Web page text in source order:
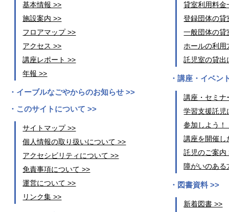
基本情報 >>
施設案内 >>
フロアマップ >>
アクセス >>
講座レポート >>
年報 >>
イーブルなごやからのお知らせ >>
このサイトについて >>
サイトマップ >>
個人情報の取り扱いについて >>
アクセシビリティについて >>
免責事項について >>
運営について >>
リンク集 >>
貸室利用料金
登録団体の貸
一般団体の貸
ホールの利用
託児室の貸出
講座・イベン
講座・セミナ
学習支援託児
参加しよう！
講座を開催し
託児のご案内
障がいのある
図書資料 >>
新着図書 >>